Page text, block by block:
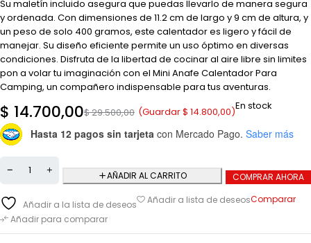
Su maletín incluido asegura que puedas llevarlo de manera segura
y ordenada. Con dimensiones de 11.2 cm de largo y 9 cm de altura, y
un peso de solo 400 gramos, este calentador es ligero y fácil de
manejar. Su diseño eficiente permite un uso óptimo en diversas
condiciones. Disfruta de la libertad de cocinar al aire libre sin limites
pon a volar tu imaginación con el Mini Anafe Calentador Para
Camping, un compañero indispensable para tus aventuras.
$29.500,00
$ 14.700,00 (Guardar$ 14.800,00)En stock
Hasta 12 pagos sin tarjeta con Mercado Pago. Saber más
AÑADIR AL CARRITO COMPRAR AHORA
Añadir a la lista de deseos Añadir a lista de deseosComparar
Añadir para comparar